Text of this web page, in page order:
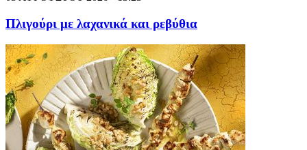
Πλιγούρι με λαχανικά και ρεβύθια